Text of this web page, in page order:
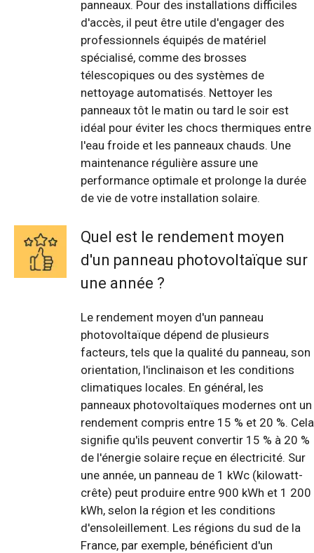
panneaux. Pour des installations difficiles
d'accès, il peut être utile d'engager des
professionnels équipés de matériel
spécialisé, comme des brosses
télescopiques ou des systèmes de
nettoyage automatisés. Nettoyer les
panneaux tôt le matin ou tard le soir est
idéal pour éviter les chocs thermiques entre
l'eau froide et les panneaux chauds. Une
maintenance régulière assure une
performance optimale et prolonge la durée
de vie de votre installation solaire.
Quel est le rendement moyen
d'un panneau photovoltaïque sur
une année ?
Le rendement moyen d'un panneau
photovoltaïque dépend de plusieurs
facteurs, tels que la qualité du panneau, son
orientation, l'inclinaison et les conditions
climatiques locales. En général, les
panneaux photovoltaïques modernes ont un
rendement compris entre 15 % et 20 %. Cela
signifie qu'ils peuvent convertir 15 % à 20 %
de l'énergie solaire reçue en électricité. Sur
une année, un panneau de 1 kWc (kilowatt-
crête) peut produire entre 900 kWh et 1 200
kWh, selon la région et les conditions
d'ensoleillement. Les régions du sud de la
France, par exemple, bénéficient d'un